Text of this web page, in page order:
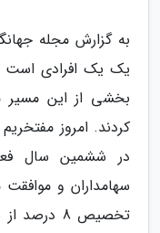
به گزارش مجله
یک یک افرادی است
بخشی از این مسیر
کردند. امروز
در ششمین سال
سهامداران و
تخصیص 8